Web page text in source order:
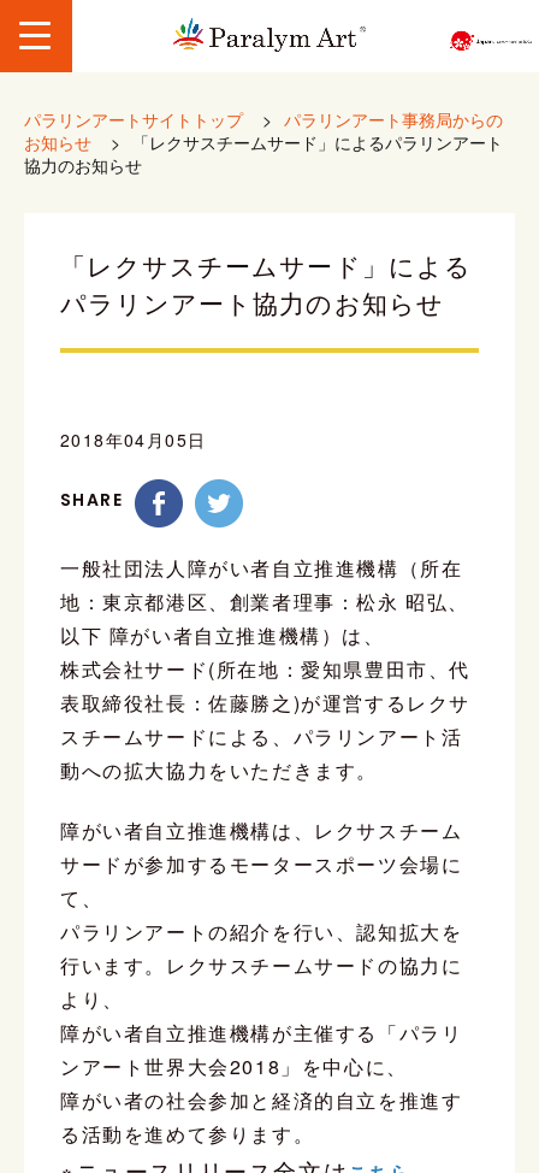
パラリンアートサイトトップ > パラリンアート事務局からの
お知らせ
>
「レクサスチームサード」によるパラリンアート
協力のお知らせ
「レクサスチームサード」による
パラリンアート協力のお知らせ
2018年04月05日
SHARE
一般社団法人障がい者自立推進機構（所在
地：東京都港区、創業者理事：松永 昭弘、
以下 障がい者自立推進機構）は、
株式会社サード(所在地：愛知県豊田市、代
表取締役社長：佐藤勝之)が運営するレクサ
スチームサードによる、パラリンアート活
動への拡大協力をいただきます。
障がい者自立推進機構は、レクサスチーム
サードが参加するモータースポーツ会場に
て、
パラリンアートの紹介を行い、認知拡大を
行います。レクサスチームサードの協力に
より、
障がい者自立推進機構が主催する「パラリ
ンアート世界大会2018」を中心に、
障がい者の社会参加と経済的自立を推進す
る活動を進めて参ります。